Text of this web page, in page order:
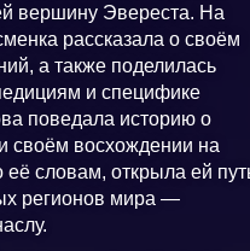
вершину Эвереста. На
рассказала о своём
а также поделилась
и специфике
поведала историю о
своём восхождении на
словам, открыла ей
регионов мира —